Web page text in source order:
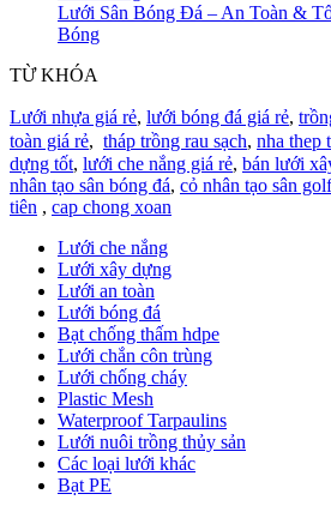
Lưới Sân Bóng Đá – An Toàn &
Bóng
TỪ KHÓA
Lưới nhựa giá rẻ, lưới bóng đá giá rẻ,
toàn giá rẻ, tháp trồng rau sạch, nha thep
dựng tốt, lưới che nắng giá rẻ, bán lưới
nhân tạo sân bóng đá, cỏ nhân tạo sân golf
tiên , cap chong xoan
Lưới che nắng
Lưới xây dựng
Lưới an toàn
Lưới bóng đá
Bạt chống thấm hdpe
Lưới chắn côn trùng
Lưới chống cháy
Plastic Mesh
Waterproof Tarpaulins
Lưới nuôi trồng thủy sản
Các loại lưới khác
Bạt PE